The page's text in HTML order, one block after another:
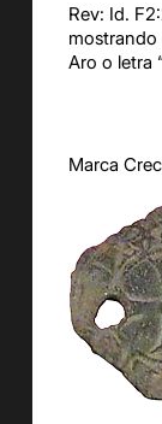
Rev: Id.
mostrando
Aro o letra
Marca